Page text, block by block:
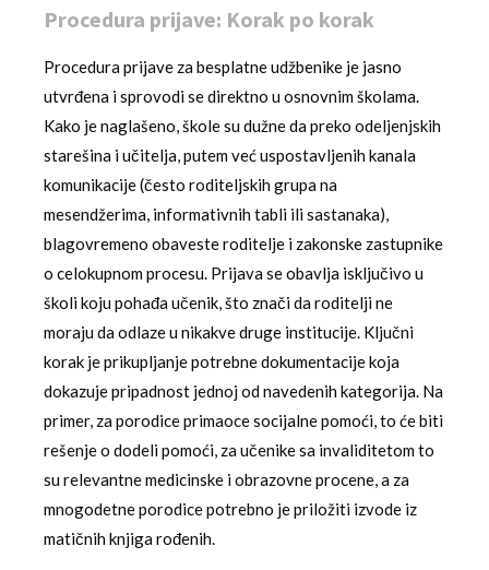
Procedura prijave: Korak po korak
Procedura prijave za besplatne udžbenike je jasno
utvrđena i sprovodi se direktno u osnovnim školama.
Kako je naglašeno, škole su dužne da preko odeljenjskih
starešina i učitelja, putem već uspostavljenih kanala
komunikacije (često roditeljskih grupa na
mesendžerima, informativnih tabli ili sastanaka),
blagovremeno obaveste roditelje i zakonske zastupnike
o celokupnom procesu. Prijava se obavlja isključivo u
školi koju pohađa učenik, što znači da roditelji ne
moraju da odlaze u nikakve druge institucije. Ključni
korak je prikupljanje potrebne dokumentacije koja
dokazuje pripadnost jednoj od navedenih kategorija. Na
primer, za porodice primaoce socijalne pomoći, to će biti
rešenje o dodeli pomoći, za učenike sa invaliditetom to
su relevantne medicinske i obrazovne procene, a za
mnogodetne porodice potrebno je priložiti izvode iz
matičnih knjiga rođenih.